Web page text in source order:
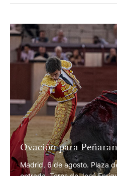
Ovación para
Madrid, 6 de agosto. Plaza